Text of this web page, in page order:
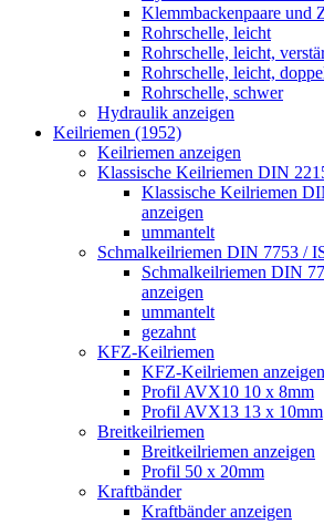
Klemmbackenpaare und
Rohrschelle, leicht
Rohrschelle, leicht,
Rohrschelle, leicht,
Rohrschelle, schwer
Hydraulik anzeigen
Keilriemen (1952)
Keilriemen anzeigen
Klassische Keilriemen DIN
Klassische Keilriemen
anzeigen
ummantelt
Schmalkeilriemen DIN 7753 /
Schmalkeilriemen DIN
anzeigen
ummantelt
gezahnt
KFZ-Keilriemen
KFZ-Keilriemen anzeigen
Profil AVX10 10 x 8mm
Profil AVX13 13 x 10mm
Breitkeilriemen
Breitkeilriemen anzeigen
Profil 50 x 20mm
Kraftbänder
Kraftbänder anzeigen